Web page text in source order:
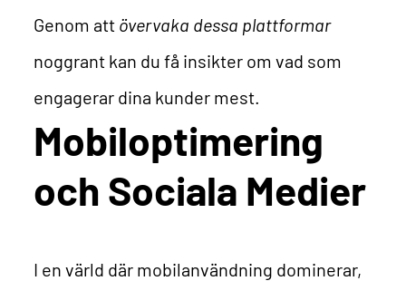
Genom att övervaka dessa plattformar
noggrant kan du få insikter om vad som
engagerar dina kunder mest.
Mobiloptimering
och Sociala Medier
I en värld där mobilanvändning dominerar,